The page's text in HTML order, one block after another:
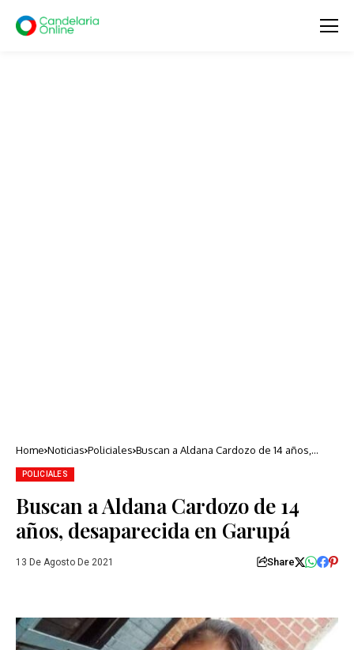
Home Noticias Policiales Buscan a Aldana Cardozo de 14 años,
POLICIALES
Buscan a Aldana Cardozo de 14
años, desaparecida en Garupá
13 De Agosto De 2021 Share